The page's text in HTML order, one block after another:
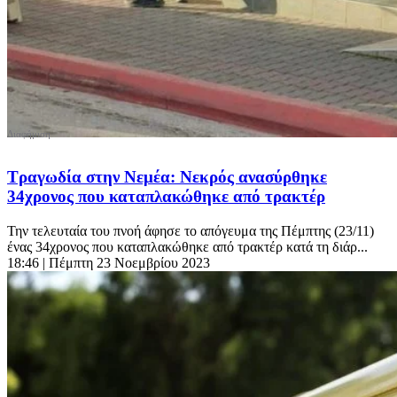
Τραγωδία στην Νεμέα: Νεκρός ανασύρθηκε
34χρονος που καταπλακώθηκε από τρακτέρ
Την τελευταία του πνοή άφησε το απόγευμα της Πέμπτης (23/11)
ένας 34χρονος που καταπλακώθηκε από τρακτέρ κατά τη διάρ...
18:46 | Πέμπτη 23 Νοεμβρίου 2023